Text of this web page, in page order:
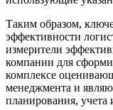
Таким образом,
эффективности
измерители
компании для
комплексе
менеджмента и
планирования, учета